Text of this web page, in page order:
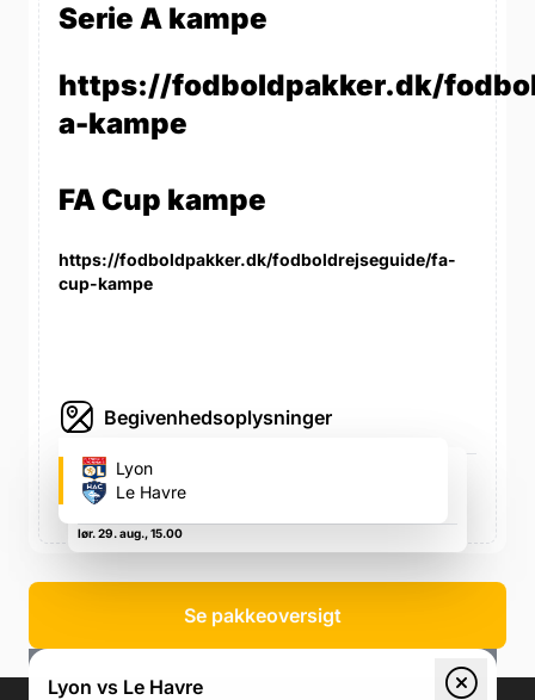
Serie A kampe
https://fodboldpakker.dk/
a-kampe
FA Cup kampe
https://fodboldpakker.dk/fodboldrejseguide/fa-
cup-kampe
Begivenhedsoplysninger
Parc Olympique Lyonnais
10 Av. Simone Veil, 69150 Décines-Charpieu, Frankrig,
10 Av. Simone Veil, 69150 Décines-Charpieu, Frankrig
lør. 29. aug., 15.00
Lyon
Le Havre
Se pakkeoversigt
Lyon vs Le Havre